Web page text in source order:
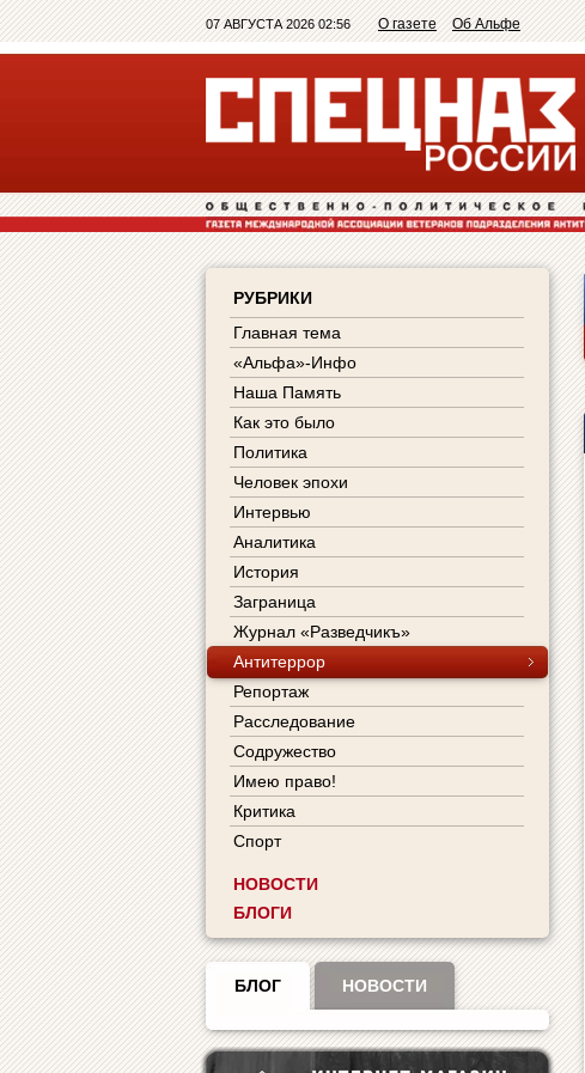
07 АВГУСТА 2026 02:56 О газете Об Альфе
РУБРИКИ
Главная тема
«Альфа»-Инфо
Наша Память
Как это было
Политика
Человек эпохи
Интервью
Аналитика
История
Заграница
Журнал «Разведчикъ»
Антитеррор
Репортаж
Расследование
Содружество
Имею право!
Критика
Спорт
НОВОСТИ
БЛОГИ
БЛОГ НОВОСТИ